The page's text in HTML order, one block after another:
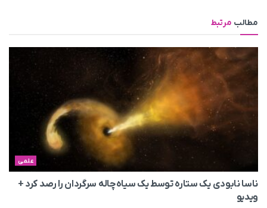
مطالب مرتبط
علمی
ناسا نابودی یک ستاره توسط یک سیاه‌چاله سرگردان را رصد کرد +
ویدیو